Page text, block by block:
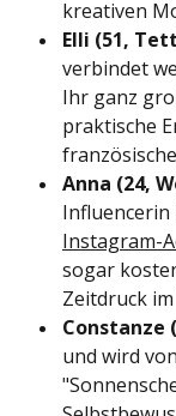
kreativen
Elli (51,
verbindet
Ihr ganz
praktische
Anna (24,
Instagram-
sogar
Zeitdruck
Constanze
und wird